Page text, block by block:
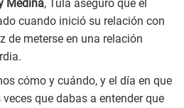
Medina, Tula aseguró que el
cuando inició su relación con
de meterse en una relación
cómo y cuándo, y el día en que
que dabas a entender que